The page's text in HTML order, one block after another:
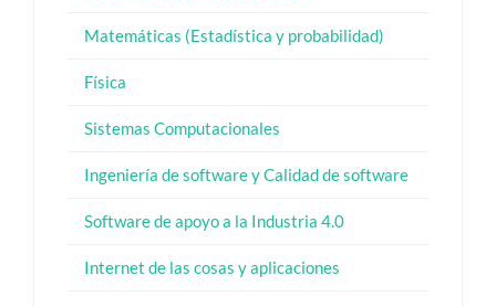
Matemáticas (Estadística y probabilidad)
Física
Sistemas Computacionales
Ingeniería de software y Calidad de software
Software de apoyo a la Industria 4.0
Internet de las cosas y aplicaciones